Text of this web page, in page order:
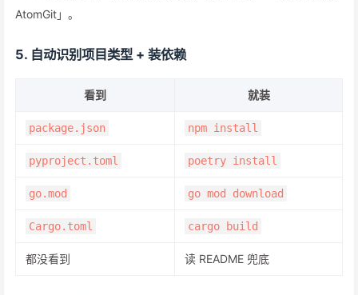
AtomGit」。
5. 自动识别项目类型 + 装依赖
看到 就装
package.json npm install
pyproject.toml poetry install
go.mod go mod download
Cargo.toml cargo build
都没看到 读 README 兜底